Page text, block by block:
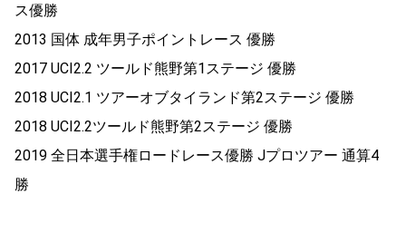
ス優勝
2013 国体 成年男子ポイントレース 優勝
2017 UCI2.2 ツールド熊野第1ステージ 優勝
2018 UCI2.1 ツアーオブタイランド第2ステージ 優勝
2018 UCI2.2ツールド熊野第2ステージ 優勝
2019 全日本選手権ロードレース優勝 Jプロツアー 通算4
勝